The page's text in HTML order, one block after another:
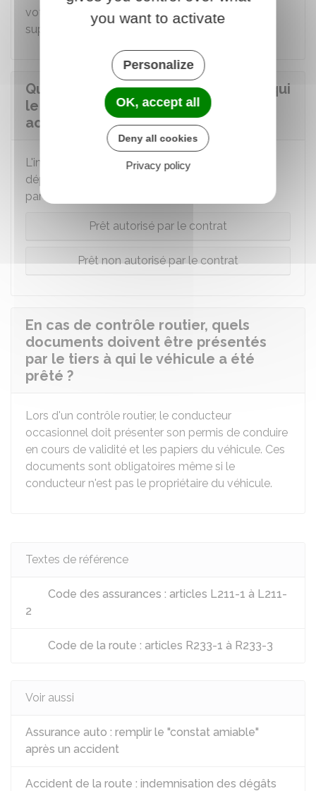
votre contrat. Cela peut entraîner un coût
supplémentaire.
Que couvre l'assurance si le tiers à qui
le véhicule a été prêté commet un
accident ?
L'intervention de l'assurance en cas d'accident
dépend si le prêt du véhicule est autorisé ou non
par votre contrat :
Prêt autorisé par le contrat
Prêt non autorisé par le contrat
En cas de contrôle routier, quels
documents doivent être présentés
par le tiers à qui le véhicule a été
prêté ?
Lors d'un contrôle routier, le conducteur
occasionnel doit présenter son permis de conduire
en cours de validité et les papiers du véhicule. Ces
documents sont obligatoires même si le
conducteur n'est pas le propriétaire du véhicule.
Textes de référence
Code des assurances : articles L211-1 à L211-
2
Code de la route : articles R233-1 à R233-3
Voir aussi
Assurance auto : remplir le "constat amiable"
après un accident
Accident de la route : indemnisation des dégâts
you want to activate
Personalize
OK, accept all
Deny all cookies
Privacy policy